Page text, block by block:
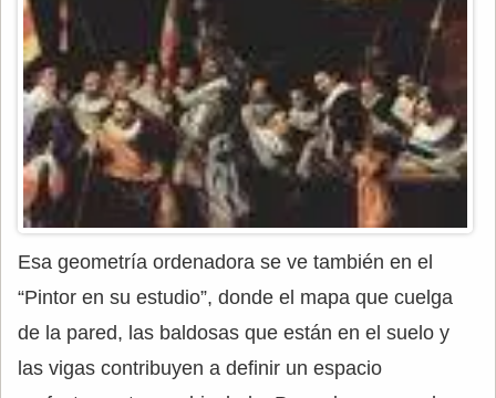
Esa geometría ordenadora se ve también en el
“Pintor en su estudio”, donde el mapa que cuelga
de la pared, las baldosas que están en el suelo y
las vigas contribuyen a definir un espacio